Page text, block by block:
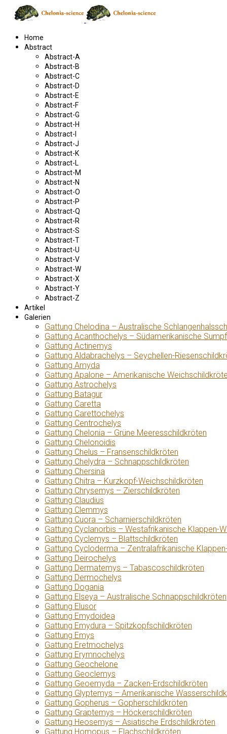
Home
Abstract
Abstract-A
Abstract-B
Abstract-C
Abstract-D
Abstract-E
Abstract-F
Abstract-G
Abstract-H
Abstract-I
Abstract-J
Abstract-K
Abstract-L
Abstract-M
Abstract-N
Abstract-O
Abstract-P
Abstract-Q
Abstract-R
Abstract-S
Abstract-T
Abstract-U
Abstract-V
Abstract-W
Abstract-X
Abstract-Y
Abstract-Z
Artikel
Galerien
Gattung Chelodina – Australische
Gattung Acanthochelys – Südamerikanische
Gattung Actinemys
Gattung Aldabrachelys – Seychellen-
Gattung Amyda
Gattung Apalone – Amerikanische
Gattung Astrochelys
Gattung Batagur
Gattung Caretta
Gattung Carettochelys
Gattung Centrochelys
Gattung Chelonia – Grüne Meeresschildkröten
Gattung Chelonoidis
Gattung Chelus – Fransenschildkröten
Gattung Chelydra – Schnappschildkröten
Gattung Chersina
Gattung Chitra – Kurzkopf-Weichschildkröten
Gattung Chrysemys – Zierschildkröten
Gattung Claudius
Gattung Clemmys
Gattung Cuora – Scharnierschildkröten
Gattung Cyclanorbis – Westafrikanische Klappen-
Gattung Cyclemys – Blattschildkröten
Gattung Cycloderma – Zentralafrikanische
Gattung Deirochelys
Gattung Dermatemys – Tabascoschildkröten
Gattung Dermochelys
Gattung Dogania
Gattung Elseya – Australische Schnappschildkröten
Gattung Elusor
Gattung Emydoidea
Gattung Emydura – Spitzkopfschildkröten
Gattung Emys
Gattung Eretmochelys
Gattung Erymnochelys
Gattung Geochelone
Gattung Geoclemys
Gattung Geoemyda – Zacken-Erdschildkröten
Gattung Glyptemys – Amerikanische
Gattung Gopherus – Gopherschildkröten
Gattung Graptemys – Höckerschildkröten
Gattung Heosemys – Asiatische Erdschildkröten
Gattung Homopus – Flachschildkröten